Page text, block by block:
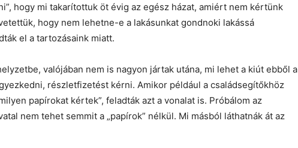
hogy mi takarítottuk öt évig az egész házat, amiért nem kértünk
hogy nem lehetne-e a lakásunkat gondnoki lakássá
el a tartozásaink miatt.
valójában nem is nagyon jártak utána, mi lehet a kiút ebből a
részletfizetést kérni. Amikor például a családsegítőkhöz
papírokat kértek”, feladták azt a vonalat is. Próbálom az
nem tehet semmit a „papírok” nélkül. Mi másból láthatnák át az